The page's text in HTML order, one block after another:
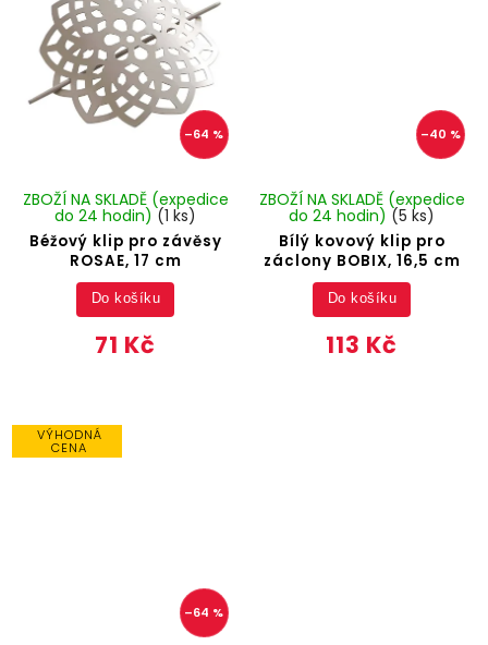
–64 %
Béžový klip pro závěsy
ROSAE, 17 cm
ZBOŽÍ NA SKLADĚ (expedice
do 24 hodin)(1 ks)
71 Kč
Do košíku
–40 %
Bílý kovový klip pro
záclony BOBIX, 16,5 cm
ZBOŽÍ NA SKLADĚ (expedice
do 24 hodin) (5 ks)
113 Kč
Do košíku
VÝHODNÁ
CENA
–64 %